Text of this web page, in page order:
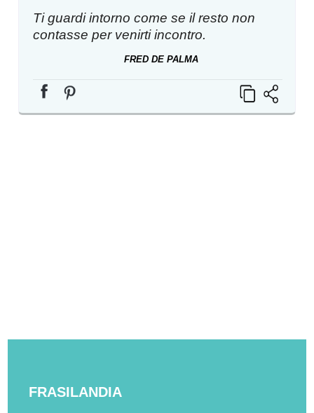
Ti guardi intorno come se il resto non
contasse per venirti incontro.
FRED DE PALMA
FRASILANDIA